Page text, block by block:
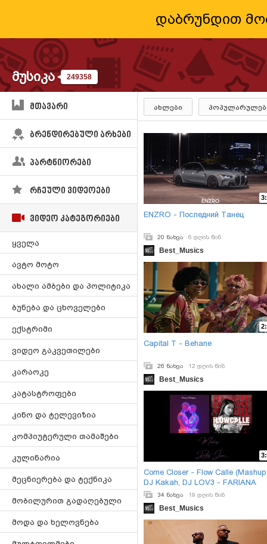
დაბრუნდით
მუსიკა 249358
მთავარი
ბრენდირებული არხები
პარტნიორები
რჩეული ვიდეოები
ვიდეო კატეგორიები
ყველა
ავტო მოტო
ახალი ამბები და პოლიტიკა
ბუნება და ცხოველები
ექსტრიმი
ვიდეო გაკვეთილები
კარაოკე
კატასტროფები
კინო და ტელევიზია
კომპიუტერული თამაშები
კულინარია
მეცნიერება და ტექნიკა
მობილურით გადაღებული
მოდა და ხელოვნება
ახლები
ENZRO - Последний Танец
20 ნახვა 6 დღის წინ
Best_Musics
Capital T - Behane
26 ნახვა 12 დღის წინ
Best_Musics
Come Closer - Flow Calle
DJ Kakah, DJ LOV3 - FARIANA
34 ნახვა 19 დღის წინ
Best_Musics